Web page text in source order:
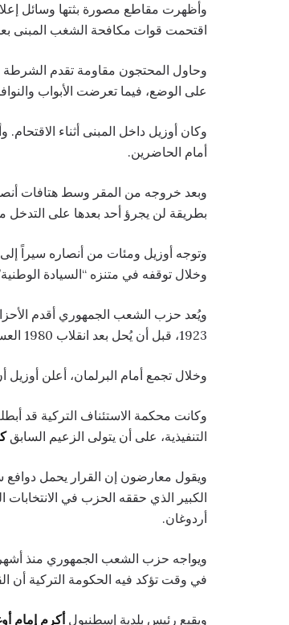
وأظهرت مقاطع مصورة بثتها وسائل
اقتحمت قوات مكافحة الشغب المبنى بعد
وحاول المحتجون مقاومة تقدم الشرطة
على الوضع، فيما تعرضت الأبواب
وكان أوزيل داخل المبنى أثناء
أمام الحاضرين.
وبعد خروجه من المقر وسط هتافات
بطريقة لن يجرؤ أحد بعدها على التدخل
وخلال توقفه في متنزه “السيادة
ويُعد حزب الشعب الجمهوري أقدم
1923، قبل أن يُحل بعد انقلاب 1980 العسكري، ثم أعيد تأسيسه عام 1992.
وخلال تجمع أمام البرلمان، أعلن أوزيل
وكانت محكمة الاستئناف التركية قد
التنفيذية، على أن يتولى الزعيم السابق
ويقول معارضون إن القرار يحمل دوافع
أردوغان.
ويواجه حزب الشعب الجمهوري منذ أشهر
في وقت تؤكد فيه الحكومة التركية أن
ويقبع رئيس بلدية إسطنبول أكرم إمام